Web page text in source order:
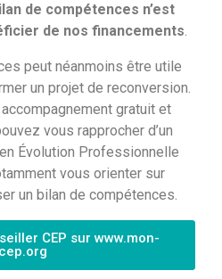
de 1600 heures travaillées
600 heures dans l'entreprise
le groupe d'entreprise de
FAIRE SA
DE
de compétences n’est
de nos financements
peut néanmoins être utile
un projet de reconversion.
gratuit et
vous rapprocher d’un
Évolution Professionnelle
vous orienter sur
un bilan de compétences.
CEP sur www.mon-
cep.org